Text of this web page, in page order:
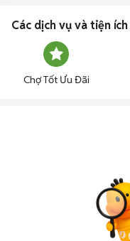
Các dịch vụ và tiện ích
Chợ Tốt Ưu Đãi